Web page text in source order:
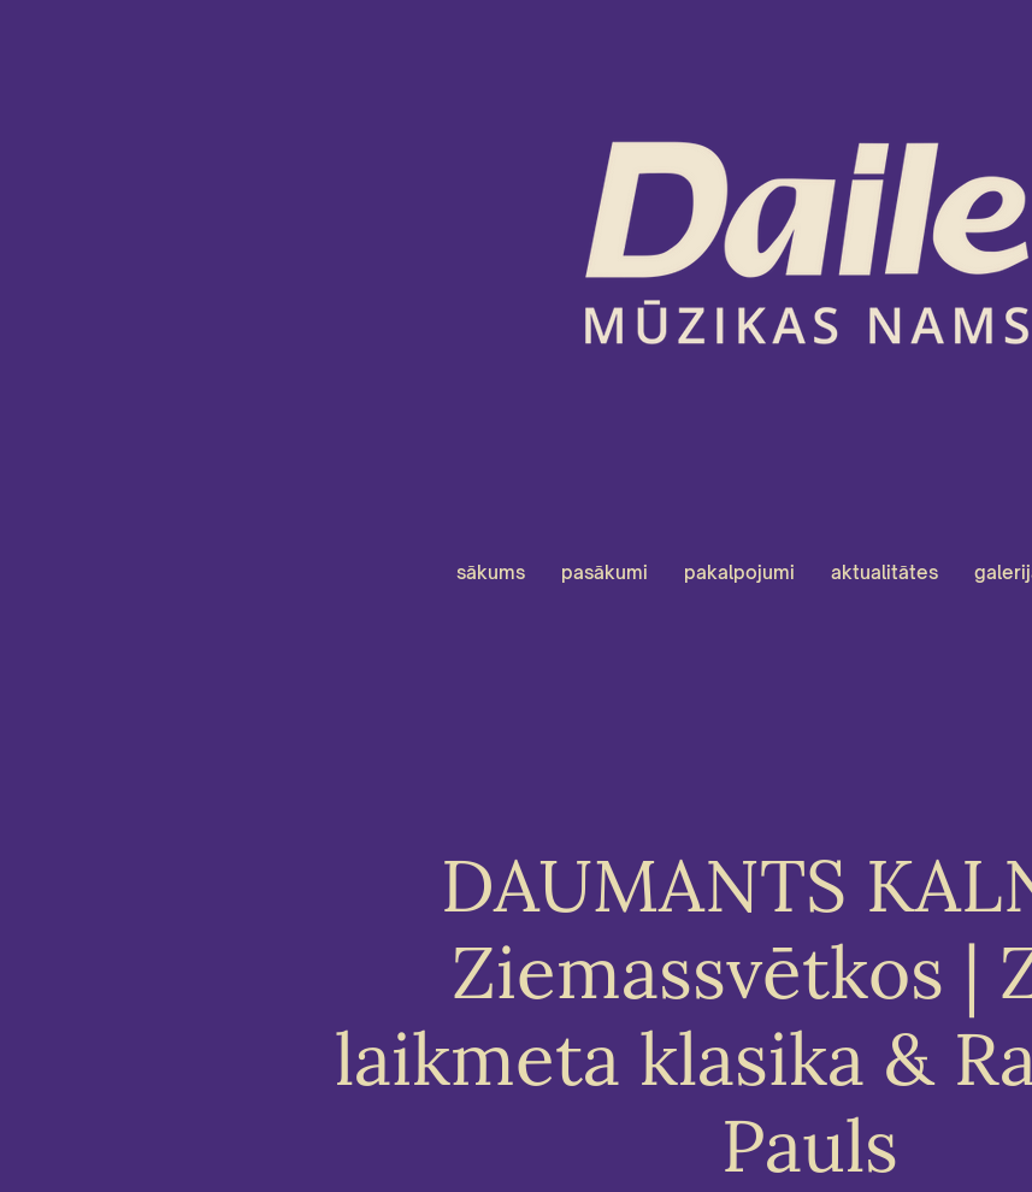
sākums pasākumi pakalpojumi aktualitātes
DAUMANTS
Ziemassvētkos |
laikmeta klasika &
Pauls